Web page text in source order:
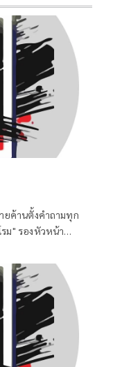
ยค้านตั้งคำถามทุก
ม" รองหัวหน้า